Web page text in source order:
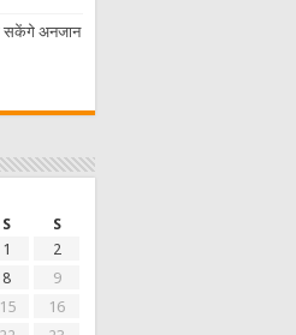
सकेंगे अनजान
S
S
1
2
8
9
15
16